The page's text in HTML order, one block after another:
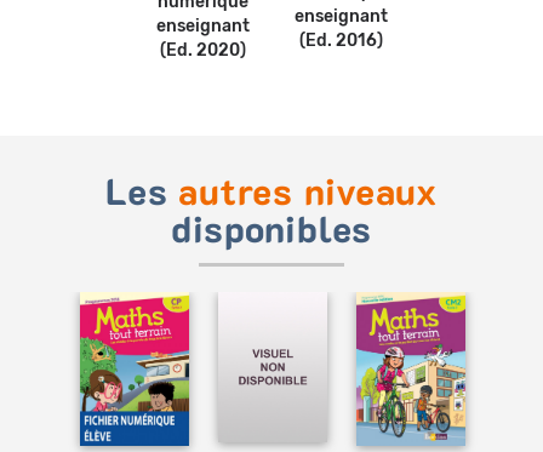
enseignant
(Ed. 2020)
enseignant
(Ed. 2016)
Les autres niveaux
disponibles
Ajouter
au
Ajouter
au